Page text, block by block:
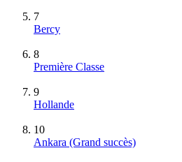
7
Bercy
8
Première Classe
9
Hollande
10
Ankara (Grand succès)